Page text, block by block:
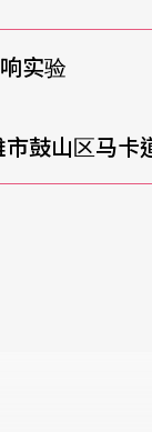
实验
鼓山区马卡